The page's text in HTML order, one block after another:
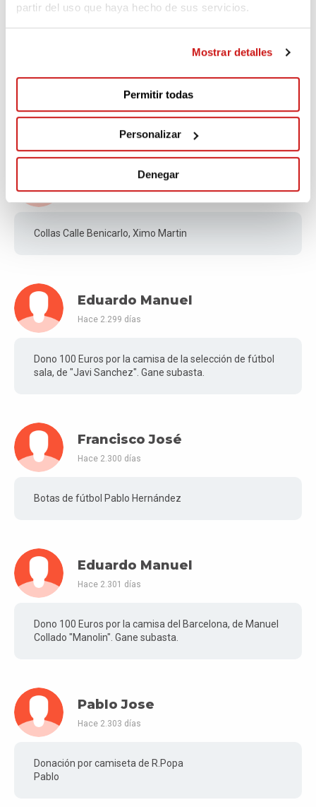
partir del uso que haya hecho de sus servicios.
Mostrar detalles
Permitir todas
Personalizar
Denegar
Camiseta Luis Alberto
Hace 2.298 días
Collas Calle Benicarlo, Ximo Martin
Eduardo Manuel
Hace 2.299 días
Dono 100 Euros por la camisa de la selección de fútbol
sala, de "Javi Sanchez". Gane subasta.
Francisco José
Hace 2.300 días
Botas de fútbol Pablo Hernández
Eduardo Manuel
Hace 2.301 días
Dono 100 Euros por la camisa del Barcelona, de Manuel
Collado "Manolin". Gane subasta.
Pablo Jose
Hace 2.303 días
Donación por camiseta de R.Popa
Pablo